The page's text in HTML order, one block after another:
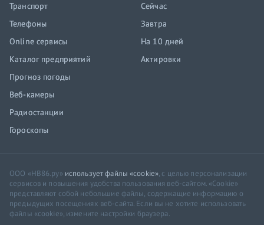
Транспорт
Телефоны
Online сервисы
Каталог предприятий
Прогноз погоды
Веб-камеры
Радиостанции
Гороскопы
Сейчас
Завтра
На 10 дней
Актировки
ООО «НВ86.ру» использует файлы «cookie», с целью персонализации
сервисов и повышения удобства пользования веб-сайтом. «Cookie»
представляют собой небольшие файлы, содержащие информацию о
предыдущих посещениях веб-сайта. Если вы не хотите использовать
файлы «cookie», измените настройки браузера.